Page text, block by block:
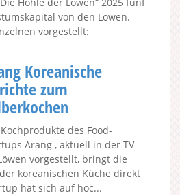
von den Löwen.
vorgestellt:
Koreanische
zum
des Food-
Arang , aktuell in der TV-
vorgestellt, bringt die
koreanischen Küche direkt
hat sich auf hoc...